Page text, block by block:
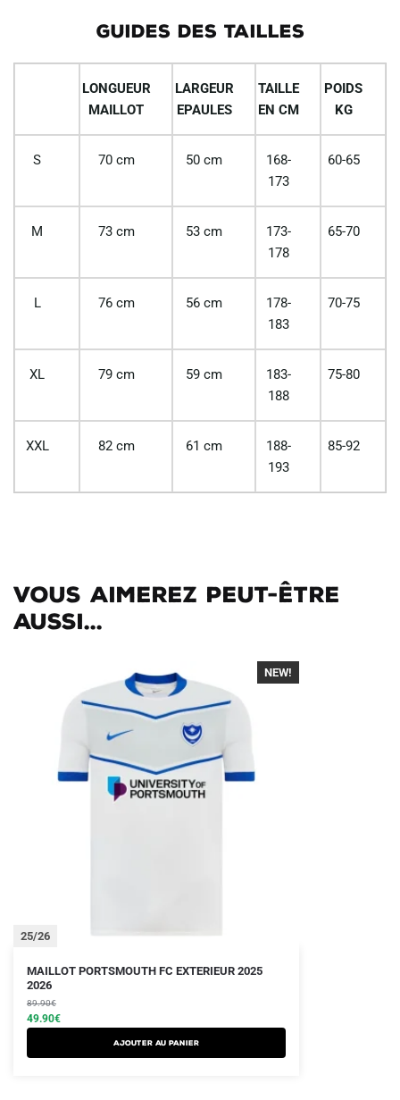
GUIDES DES TAILLES
LONGUEUR
MAILLOT
LARGEUR
EPAULES
TAILLE
EN CM
POIDS
KG
S 70 cm 50 cm
168-
173
60-65
M 73 cm 53 cm
173-
178
65-70
L 76 cm 56 cm
178-
183
70-75
XL 79 cm 59 cm
183-
188
75-80
XXL 82 cm 61 cm
188-
193
85-92
Vous aimerez peut-être
aussi...
-40%
25/26
NEW!
MAILLOT PORTSMOUTH FC EXTERIEUR 2025
2026
89.90€
Le
prix
initial
était :
49.90€
Le
prix
actuel
est :
Ajouter au panier